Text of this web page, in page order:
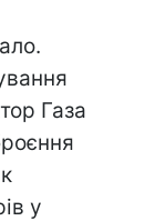
Газа
у